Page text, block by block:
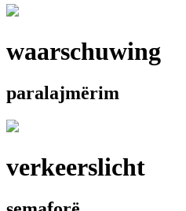
waarschuwing
paralajmërim
verkeerslicht